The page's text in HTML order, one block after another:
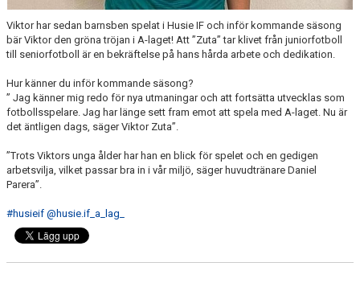
Viktor har sedan barnsben spelat i Husie IF och inför kommande säsong
bär Viktor den gröna tröjan i A-laget! Att ”Zuta” tar klivet från juniorfotboll
till seniorfotboll är en bekräftelse på hans hårda arbete och dedikation.
Hur känner du inför kommande säsong?
” Jag känner mig redo för nya utmaningar och att fortsätta utvecklas som
fotbollsspelare. Jag har länge sett fram emot att spela med A-laget. Nu är
det äntligen dags, säger Viktor Zuta”.
”Trots Viktors unga ålder har han en blick för spelet och en gedigen
arbetsvilja, vilket passar bra in i vår miljö, säger huvudtränare Daniel
Parera”.
#husieif @husie.if_a_lag_